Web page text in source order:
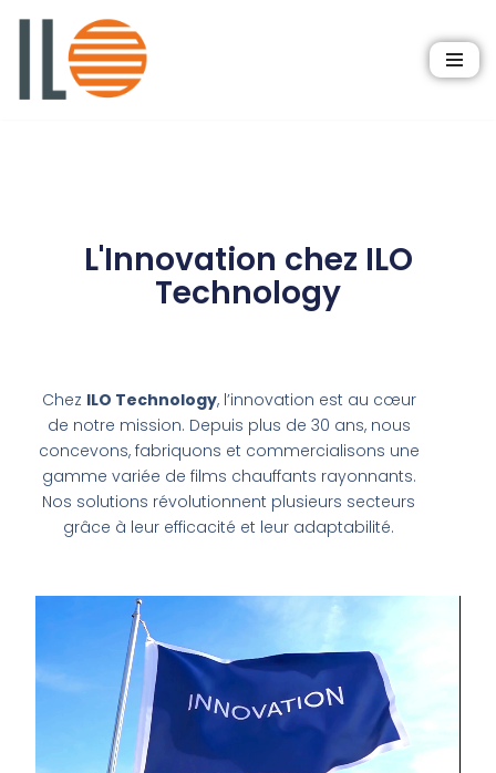
L'Innovation chez ILO
Technology
Chez ILO Technology, l’innovation est au cœur
de notre mission. Depuis plus de 30 ans, nous
concevons, fabriquons et commercialisons une
gamme variée de films chauffants rayonnants.
Nos solutions révolutionnent plusieurs secteurs
grâce à leur efficacité et leur adaptabilité.